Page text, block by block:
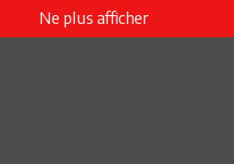
Ne plus afficher